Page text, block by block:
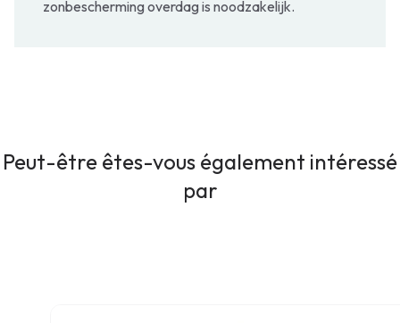
zonbescherming overdag is noodzakelijk.
Peut-être êtes-vous également intéressé
par